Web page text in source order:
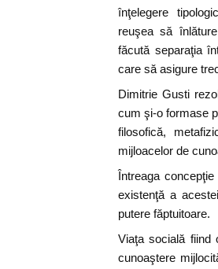
înţelegere
reuşea să
făcută separaţia
care să asigure
Dimitrie Gusti
cum şi-o formase
filosofică,
mijloacelor de
Întreaga
existenţă a
putere făptuitoare.
Viaţa socială fiind
cunoaştere